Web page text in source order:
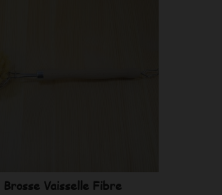
Brosse Vaisselle Fibre